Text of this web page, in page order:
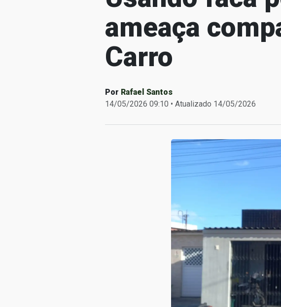
ameaça
Carro
Por Rafael Santos
14/05/2026 09:10 • Atualizado 14/05/2026